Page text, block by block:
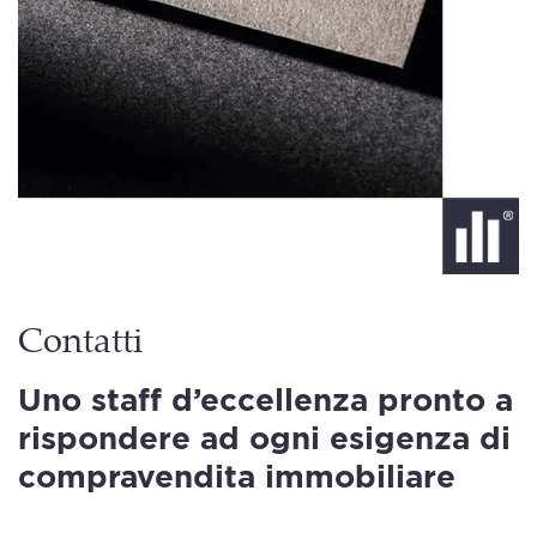
Contatti
Uno staff d’eccellenza pronto a
rispondere ad ogni esigenza di
compravendita immobiliare